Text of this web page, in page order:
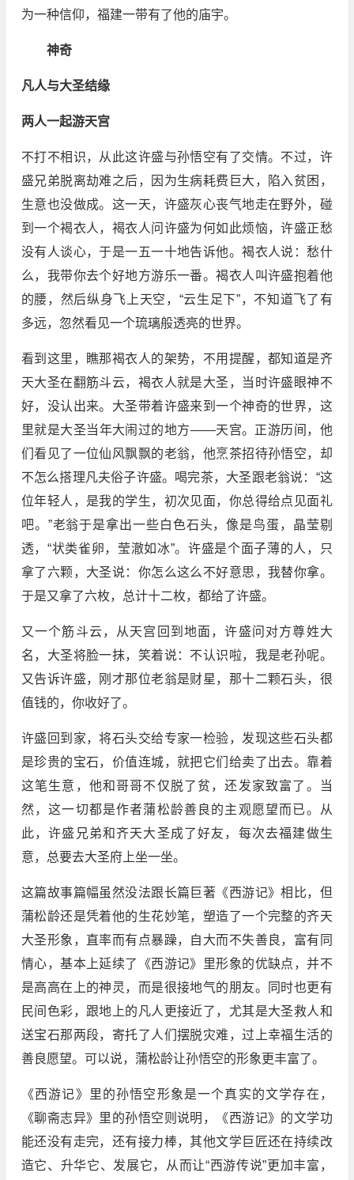
为一种信仰，福建一带有了他的庙宇。
神奇
凡人与大圣结缘
两人一起游天宫
不打不相识，从此这许盛与孙悟空有了交情。不过，许
盛兄弟脱离劫难之后，因为生病耗费巨大，陷入贫困，
生意也没做成。这一天，许盛灰心丧气地走在野外，碰
到一个褐衣人，褐衣人问许盛为何如此烦恼，许盛正愁
没有人谈心，于是一五一十地告诉他。褐衣人说：愁什
么，我带你去个好地方游乐一番。褐衣人叫许盛抱着他
的腰，然后纵身飞上天空，“云生足下”，不知道飞了有
多远，忽然看见一个琉璃般透亮的世界。
看到这里，瞧那褐衣人的架势，不用提醒，都知道是齐
天大圣在翻筋斗云，褐衣人就是大圣，当时许盛眼神不
好，没认出来。大圣带着许盛来到一个神奇的世界，这
里就是大圣当年大闹过的地方——天宫。正游历间，他
们看见了一位仙风飘飘的老翁，他烹茶招待孙悟空，却
不怎么搭理凡夫俗子许盛。喝完茶，大圣跟老翁说：“这
位年轻人，是我的学生，初次见面，你总得给点见面礼
吧。”老翁于是拿出一些白色石头，像是鸟蛋，晶莹剔
透，“状类雀卵，莹澈如冰”。许盛是个面子薄的人，只
拿了六颗，大圣说：你怎么这么不好意思，我替你拿。
于是又拿了六枚，总计十二枚，都给了许盛。
又一个筋斗云，从天宫回到地面，许盛问对方尊姓大
名，大圣将脸一抹，笑着说：不认识啦，我是老孙呢。
又告诉许盛，刚才那位老翁是财星，那十二颗石头，很
值钱的，你收好了。
许盛回到家，将石头交给专家一检验，发现这些石头都
是珍贵的宝石，价值连城，就把它们给卖了出去。靠着
这笔生意，他和哥哥不仅脱了贫，还发家致富了。当
然，这一切都是作者蒲松龄善良的主观愿望而已。从
此，许盛兄弟和齐天大圣成了好友，每次去福建做生
意，总要去大圣府上坐一坐。
这篇故事篇幅虽然没法跟长篇巨著《西游记》相比，但
蒲松龄还是凭着他的生花妙笔，塑造了一个完整的齐天
大圣形象，直率而有点暴躁，自大而不失善良，富有同
情心，基本上延续了《西游记》里形象的优缺点，并不
是高高在上的神灵，而是很接地气的朋友。同时也更有
民间色彩，跟地上的凡人更接近了，尤其是大圣救人和
送宝石那两段，寄托了人们摆脱灾难，过上幸福生活的
善良愿望。可以说，蒲松龄让孙悟空的形象更丰富了。
《西游记》里的孙悟空形象是一个真实的文学存在，
《聊斋志异》里的孙悟空则说明，《西游记》的文学功
能还没有走完，还有接力棒，其他文学巨匠还在持续改
造它、升华它、发展它，从而让“西游传说”更加丰富，